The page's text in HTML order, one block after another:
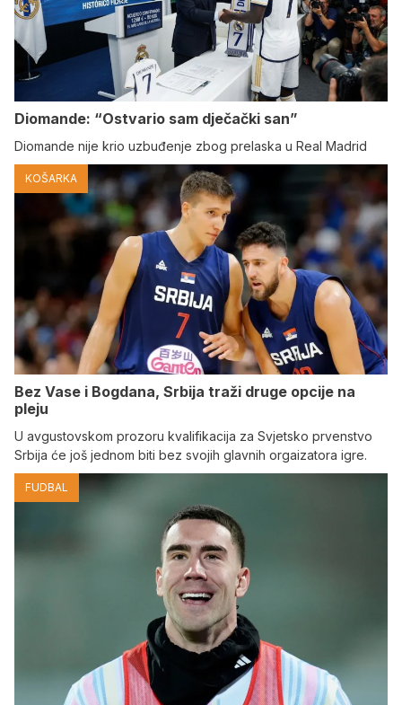
Diomande: “Ostvario sam dječački san”
Diomande nije krio uzbuđenje zbog prelaska u Real Madrid
KOŠARKA
Bez Vase i Bogdana, Srbija traži druge opcije na
pleju
U avgustovskom prozoru kvalifikacija za Svjetsko prvenstvo
Srbija će još jednom biti bez svojih glavnih orgaizatora igre.
FUDBAL